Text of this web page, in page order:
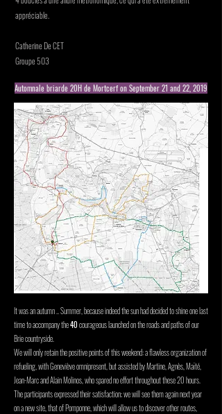
appréciable.
Catherine De CET
Groupe 503
Automnale briarde 20H de Mortcerf on September 21 and 22, 2019
It was an autumn .. Summer, because indeed the sun had decided to shine one last
time to accompany the40courageous launched on the roads and paths of our
Brie countryside.
We will only retain the positive points of this weekend: a flawless organization of
refueling, with Geneviève omnipresent, but assisted by Martine, Agnès, Maïté,
Jean-Marc and Alain Molinos, who spared no effort throughout these 20 hours.
The participants expressed their satisfaction; we will see them again next year
on a new site, that of Pomponne, which will allow us to discover other routes,